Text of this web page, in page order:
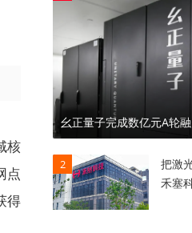
核
点
得
幺正量子完成数亿元A轮
2
把激
禾塞